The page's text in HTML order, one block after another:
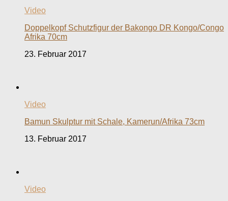
Video
Doppelkopf Schutzfigur der Bakongo DR Kongo/Congo
Afrika 70cm
23. Februar 2017
Video
Bamun Skulptur mit Schale, Kamerun/Afrika 73cm
13. Februar 2017
Video